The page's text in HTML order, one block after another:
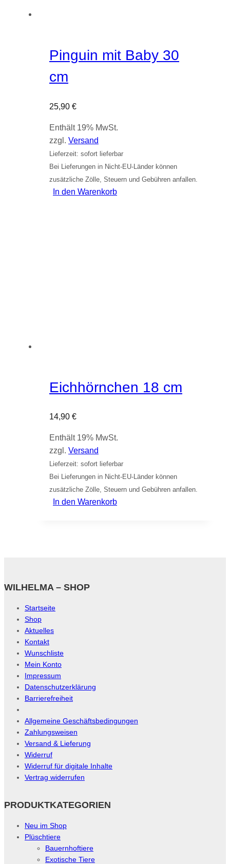
Pinguin mit Baby 30
cm
25,90 €
Enthält 19% MwSt.
zzgl. Versand
Lieferzeit: sofort lieferbar
Bei Lieferungen in Nicht-EU-Länder können
zusätzliche Zölle, Steuern und Gebühren anfallen.
In den Warenkorb
Eichhörnchen 18 cm
14,90 €
Enthält 19% MwSt.
zzgl. Versand
Lieferzeit: sofort lieferbar
Bei Lieferungen in Nicht-EU-Länder können
zusätzliche Zölle, Steuern und Gebühren anfallen.
In den Warenkorb
WILHELMA – SHOP
Startseite
Shop
Aktuelles
Kontakt
Wunschliste
Mein Konto
Impressum
Datenschutzerklärung
Barrierefreiheit
Allgemeine Geschäftsbedingungen
Zahlungsweisen
Versand & Lieferung
Widerruf
Widerruf für digitale Inhalte
Vertrag widerrufen
PRODUKTKATEGORIEN
Neu im Shop
Plüschtiere
Bauernhoftiere
Exotische Tiere